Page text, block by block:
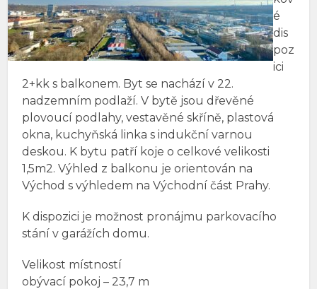
é
dis
poz
ici
2+kk s balkonem. Byt se nachází v 22.
nadzemním podlaží. V bytě jsou dřevěné
plovoucí podlahy, vestavěné skříně, plastová
okna, kuchyňská linka s indukční varnou
deskou. K bytu patří koje o celkové velikosti
1,5m2. Výhled z balkonu je orientován na
Východ s výhledem na Východní část Prahy.
K dispozici je možnost pronájmu parkovacího
stání v garážích domu.
Velikost místností
obývací pokoj – 23,7 m